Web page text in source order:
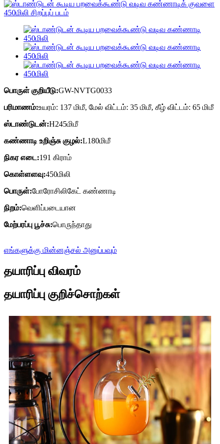
பொருள் குறியீடு:GW-NVTG0033
பரிமாணம்:உயரம்: 137 மிமீ, மேல் விட்டம்: 35 மிமீ, கீழ் விட்டம்: 65 மிமீ
ஸ்டாண்டுடன்:H245மிமீ
கண்ணாடி உறிஞ்சு குழல்:L180மிமீ
நிகர எடை:191 கிராம்
கொள்ளளவு:450மிலி
பொருள்:போரோசிலிகேட் கண்ணாடி
நிறம்:வெளிப்படையான
மேற்பரப்பு பூச்சு:பொருந்தாது
எங்களுக்கு மின்னஞ்சல் அனுப்பவும்
தயாரிப்பு விவரம்
தயாரிப்பு குறிச்சொற்கள்